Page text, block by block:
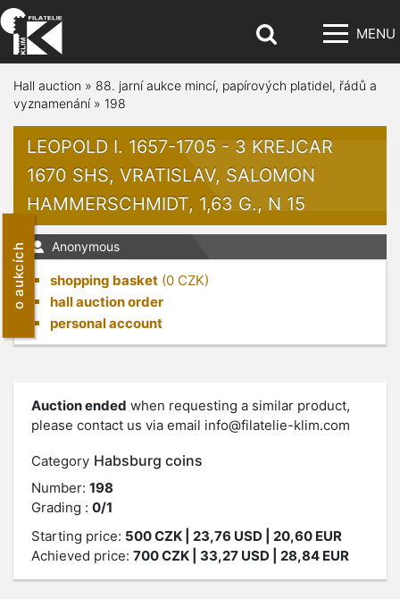
MENU
o aukcích
Hall auction » 88. jarní aukce mincí, papírových platidel, řádů a
vyznamenání» 198
LEOPOLD I. 1657-1705 - 3 KREJCAR
1670 SHS, VRATISLAV, SALOMON
HAMMERSCHMIDT, 1,63 G., N 15
Anonymous
shopping basket (0 CZK)
hall auction order
personal account
Auction ended when requesting a similar product,
please contact us via email info@filatelie-klim.com
Category Habsburg coins
Number: 198
Grading : 0/1
Starting price: 500CZK | 23,76 USD | 20,60 EUR
Achieved price: 700CZK | 33,27 USD | 28,84 EUR